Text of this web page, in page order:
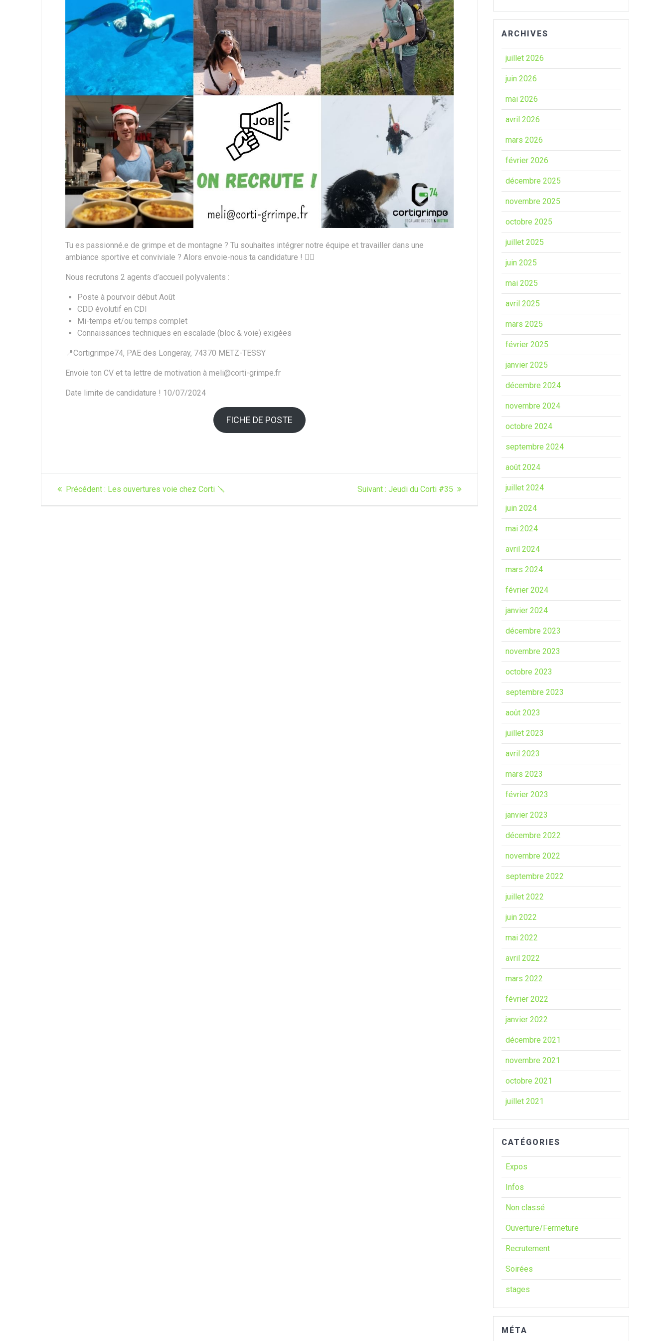
Tu es passionné.e de grimpe et de montagne ? Tu souhaites intégrer notre équipe et travailler dans une
ambiance sportive et conviviale ? Alors envoie-nous ta candidature ! 🧗‍♂️
Nous recrutons 2 agents d’accueil polyvalents :
Poste à pourvoir début Août
CDD évolutif en CDI
Mi-temps et/ou temps complet
Connaissances techniques en escalade (bloc & voie) exigées
📍Cortigrimpe74, PAE des Longeray, 74370 METZ-TESSY
Envoie ton CV et ta lettre de motivation à meli@corti-grimpe.fr
Date limite de candidature ! 10/07/2024
FICHE DE POSTE
Navigation
de
Précédent : Article
Les ouvertures voie chez Corti 🪛 Suivant : Article
Jeudi du Corti #35
ARCHIVES
juillet 2026
juin 2026
mai 2026
avril 2026
mars 2026
février 2026
décembre 2025
novembre 2025
octobre 2025
juillet 2025
juin 2025
mai 2025
avril 2025
mars 2025
février 2025
janvier 2025
décembre 2024
novembre 2024
octobre 2024
septembre 2024
août 2024
juillet 2024
juin 2024
mai 2024
avril 2024
mars 2024
février 2024
janvier 2024
décembre 2023
novembre 2023
octobre 2023
septembre 2023
août 2023
juillet 2023
avril 2023
mars 2023
février 2023
janvier 2023
décembre 2022
novembre 2022
septembre 2022
juillet 2022
juin 2022
mai 2022
avril 2022
mars 2022
février 2022
janvier 2022
décembre 2021
novembre 2021
octobre 2021
juillet 2021
CATÉGORIES
Expos
Infos
Non classé
Ouverture/Fermeture
Recrutement
Soirées
stages
MÉTA